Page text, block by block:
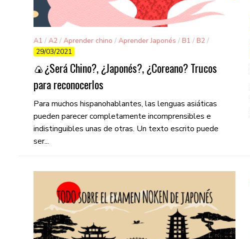
A1 /A2 /Aprender chino /Aprender Japonés /B1 /B2 /
C1/C2
29/03/2021
🍙¿Será Chino?, ¿Japonés?, ¿Coreano? Trucos
para reconocerlos
Para muchos hispanohablantes, las lenguas asiáticas
pueden parecer completamente incomprensibles e
indistinguibles unas de otras. Un texto escrito puede
ser...